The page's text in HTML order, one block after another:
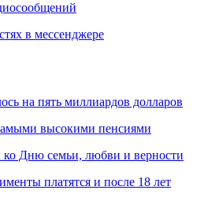
в мессенджере
на пять миллиардов долларов
высокими пенсиями
Дню семьи, любви и верности
платятся и после 18 лет